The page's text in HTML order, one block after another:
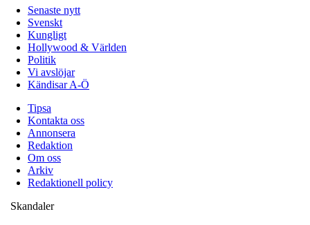
Senaste nytt
Svenskt
Kungligt
Hollywood & Världen
Politik
Vi avslöjar
Kändisar A-Ö
Tipsa
Kontakta oss
Annonsera
Redaktion
Om oss
Arkiv
Redaktionell policy
Skandaler